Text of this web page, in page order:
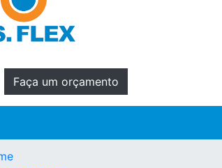
Faça um orçamento